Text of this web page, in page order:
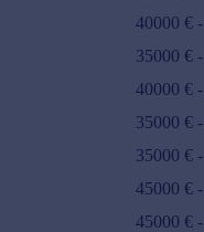
40000 € -
35000 € -
40000 € -
35000 € -
35000 € -
45000 € -
45000 € -